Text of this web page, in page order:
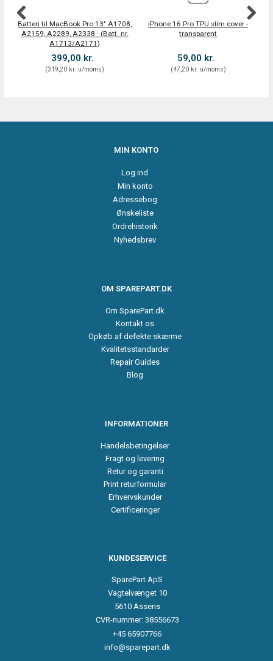
Batteri til MacBook Pro 13" A1708,
A2159, A2289, A2338 - (Batt. nr.
A1713/A2171)
399,00 kr.
(319,20 kr. u/moms)
iPhone 16 Pro TPU slim cover -
transparent
59,00 kr.
(47,20 kr. u/moms)
MIN KONTO
Log ind
Min konto
Adressebog
Ønskeliste
Ordrehistorik
Nyhedsbrev
OM SPAREPART.DK
Om SparePart.dk
Kontakt os
Opkøb af defekte skærme
Kvalitetsstandarder
Repair Guides
Blog
INFORMATIONER
Handelsbetingelser
Fragt og levering
Retur og garanti
Print returformular
Erhvervskunder
Certificeringer
KUNDESERVICE
SparePart ApS
Vagtelvænget 10
5610 Assens
CVR-nummer: 38556673
+45 65907766
info@sparepart.dk